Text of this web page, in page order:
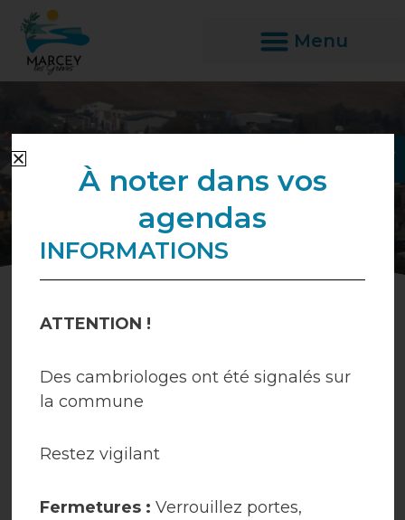
Ouvrir
contenu
Droits et démarches
Vie culturelle et
associative
À noter dans vos
agendas
INFORMATIONS
ATTENTION !
Des cambriologes ont été signalés sur
la commune
Restez vigilant
Fermetures : Verrouillez portes,